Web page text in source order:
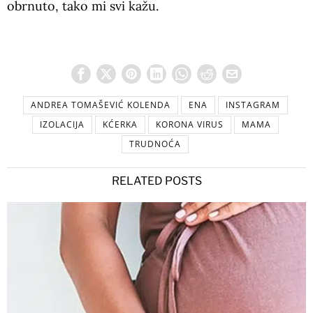
obrnuto, tako mi svi kažu.
ANDREA TOMAŠEVIĆ KOLENDA ENA
INSTAGRAM
IZOLACIJA
KĆERKA KORONA VIRUS
MAMA
TRUDNOĆA
RELATED POSTS